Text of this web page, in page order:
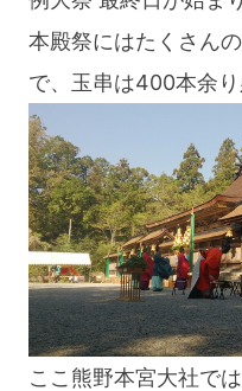
本殿祭にはたくさん
で、玉串は400本余り
ここ熊野本宮大社で